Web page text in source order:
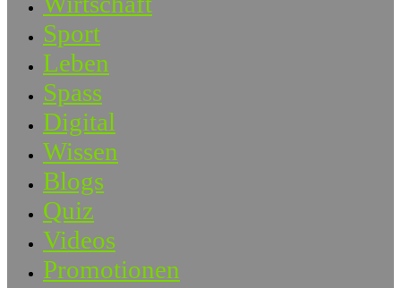
Sport
Leben
Spass
Digital
Wissen
Blogs
Quiz
Videos
Promotionen